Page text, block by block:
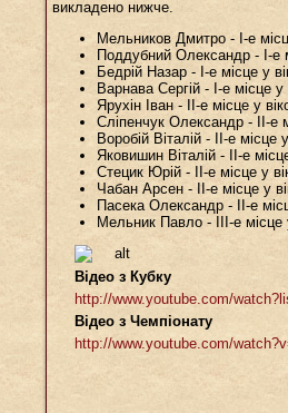
викладено нижче.
Мельников Дмитро - І-е
Поддубний Олександр - І-е
Бедрій Назар - І-е місце у
Варнава Сергій - І-е місце у
Ярухін Іван - ІІ-е місце у
Сліпенчук Олександр - ІІ-е
Воробій Віталій - ІІ-е місце
Яковишин Віталій - ІІ-е
Стецик Юрій - ІІ-е місце у
Чабан Арсен - ІІ-е місце у
Пасека Олександр - ІІ-е
Мельник Павло - ІІІ-е місце
Відео з Кубку
http://www.youtube.com/
Відео з Чемпіонату
http://www.youtube.com/